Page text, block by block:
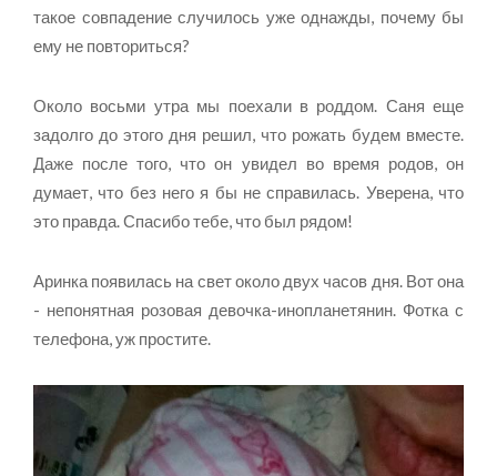
такое совпадение случилось уже однажды, почему бы
ему не повториться?
Около восьми утра мы поехали в роддом. Саня еще
задолго до этого дня решил, что рожать будем вместе.
Даже после того, что он увидел во время родов, он
думает, что без него я бы не справилась. Уверена, что
это правда. Спасибо тебе, что был рядом!
Аринка появилась на свет около двух часов дня. Вот она
- непонятная розовая девочка-инопланетянин. Фотка с
телефона, уж простите.